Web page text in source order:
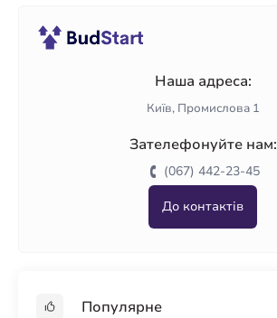
Виробник
Клей для дерева SEMIN
Клей для дерева EskaroНаша адреса:
Київ, Промислова 1
Зателефонуйте нам:
(067) 442-23-45
До контактів
Популярне